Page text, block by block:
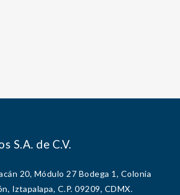
S.A. de C.V.
20, Módulo 27 Bodega 1, Colonia
Iztapalapa, C.P. 09209, CDMX.